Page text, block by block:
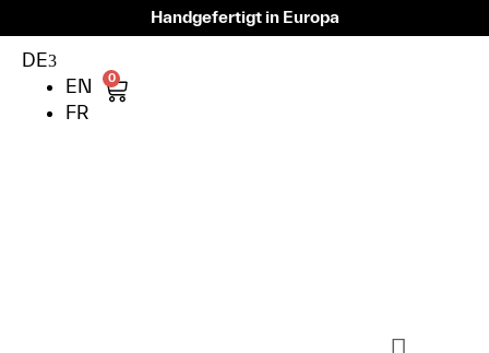
Handgefertigt in Europa
DE
EN
FR
0